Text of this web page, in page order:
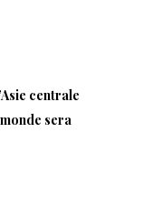
centrale
sera